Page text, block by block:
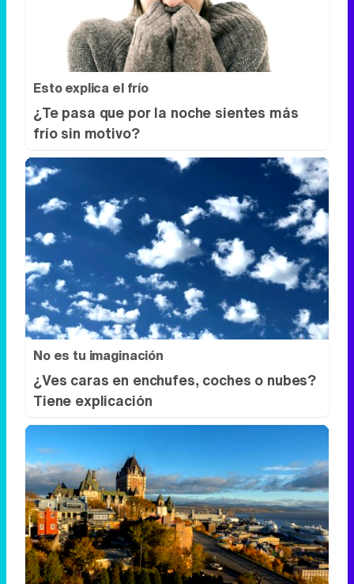
Esto explica el frío
¿Te pasa que por la noche sientes más
frío sin motivo?
No es tu imaginación
¿Ves caras en enchufes, coches o nubes?
Tiene explicación